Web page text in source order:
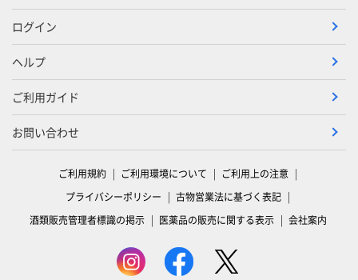
ログイン
ヘルプ
ご利用ガイド
お問い合わせ
ご利用規約 ご利用環境について
ご利用上の注意
プライバシーポリシー
古物営業法に基づく表記
酒類販売管理者標識の掲示
医薬品の販売に関する表示 会社案内